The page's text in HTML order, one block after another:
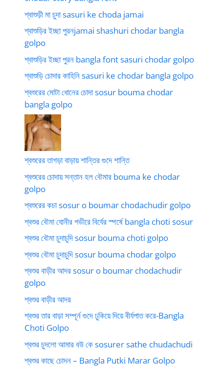
শ্বাশুড়ী মা চুদা sasuri ke choda jamai
শ্বাশুড়ির ইচ্ছা পুরনjamai shashuri chodar bangla
golpo
শ্বাশুড়ির ইচ্ছা পুরন bangla font sasuri chodar golpo
শ্বাশুড়ি চোদার কাহিনি sasuri ke chodar bangla golpo
শ্বশুরের মোটা ধোনের চোদা sosur bouma chodar
bangla golpo
শ্বশুরের তাগড়া বাড়ায় শান্তির গুদে শান্তি
শ্বশুরের চোদায় সন্তান হল বৌমার bouma ke chodar
golpo
শ্বশুরের কচা sosur o boumar chodachudir golpo
শ্বশুর বৌমা যোনীর গভীরে বির্যের স্পর্ষে bangla choti sosur
শ্বশুর বৌমা চুদাচুদি sosur bouma choti golpo
শ্বশুর বৌমা চুদাচুদি sosur bouma chodar golpo
শ্বশুর বাড়ীর আদর sosur o boumar chodachudir
golpo
শ্বশুর বাড়ীর আদর
শ্বশুর তার বাড়া সম্পূর্ন গুদে ঢুকিয়ে দিয়ে বীর্যপাত করে-Bangla
Choti Golpo
শ্বশুর চুদলো আমার বউ কে sosurer sathe chudachudi
শ্বশুর কাছে চোদন – Bangla Putki Marar Golpo